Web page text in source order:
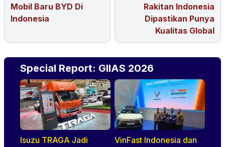
Mobil Baru BYD Di
Indonesia
Rakitan Indonesia
Dipastikan Punya
Kualitas Global
Special Report: GIIAS 2026
Isuzu TRAGA Jadi
VinFast Indonesia dan